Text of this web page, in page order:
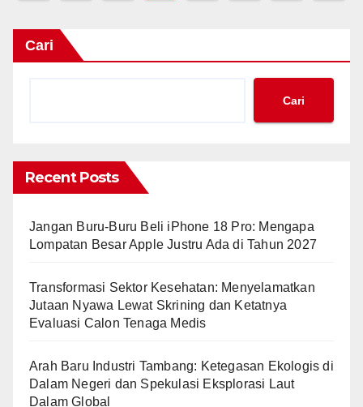
Cari
Cari
Recent Posts
Jangan Buru-Buru Beli iPhone 18 Pro: Mengapa
Lompatan Besar Apple Justru Ada di Tahun 2027
Transformasi Sektor Kesehatan: Menyelamatkan
Jutaan Nyawa Lewat Skrining dan Ketatnya
Evaluasi Calon Tenaga Medis
Arah Baru Industri Tambang: Ketegasan Ekologis di
Dalam Negeri dan Spekulasi Eksplorasi Laut
Dalam Global